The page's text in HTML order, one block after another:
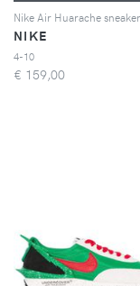
Nike Air Huarache
NIKE
4-10
€ 159,00